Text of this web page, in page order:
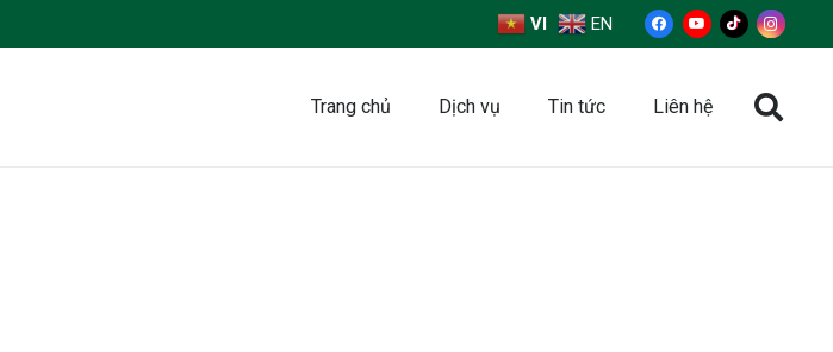
VI EN
Trang chủ Dịch vụ Tin tức Liên hệ